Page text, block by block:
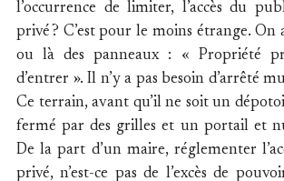
l’occurrence de limiter, l’accès du
privé ? C’est pour le moins étrange. On
ou là des panneaux : « Propriété
d’entrer ». Il n’y a pas besoin d’arrêté
Ce terrain, avant qu’il ne soit un
fermé par des grilles et un portail et
De la part d’un maire, réglementer
privé, n’est-ce pas de l’excès de